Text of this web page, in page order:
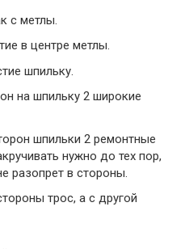
с метлы.
в центре метлы.
шпильку.
на шпильку 2 широкие
шпильки 2 ремонтные
нужно до тех пор,
разопрет в стороны.
трос, а с другой